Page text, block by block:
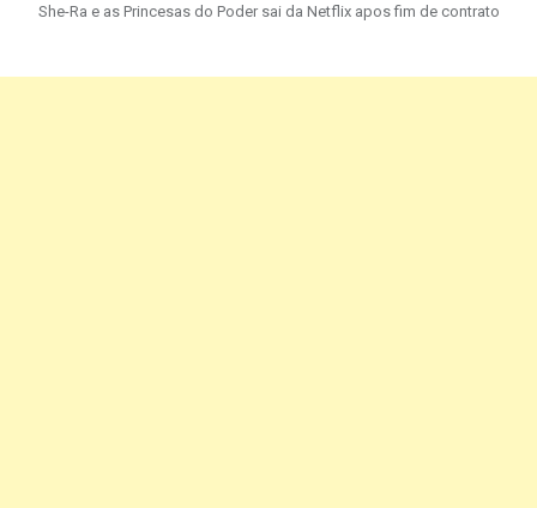
She-Ra e as Princesas do Poder sai da Netflix apos fim de contrato